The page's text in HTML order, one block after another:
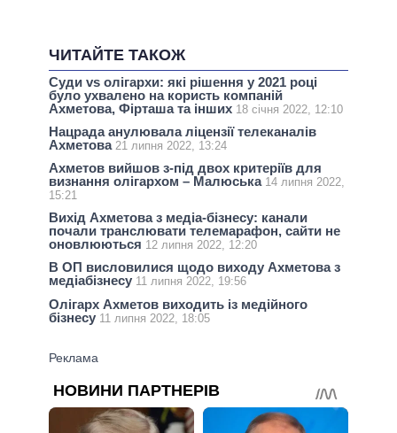
ЧИТАЙТЕ ТАКОЖ
Суди vs олігархи: які рішення у 2021 році
було ухвалено на користь компаній
Ахметова, Фірташа та інших 18 січня 2022, 12:10
Нацрада анулювала ліцензії телеканалів
Ахметова 21 липня 2022, 13:24
Ахметов вийшов з-під двох критеріїв для
визнання олігархом – Малюська 14 липня 2022,
15:21
Вихід Ахметова з медіа-бізнесу: канали
почали транслювати телемарафон, сайти не
оновлюються 12 липня 2022, 12:20
В ОП висловилися щодо виходу Ахметова з
медіабізнесу 11 липня 2022, 19:56
Олігарх Ахметов виходить із медійного
бізнесу 11 липня 2022, 18:05